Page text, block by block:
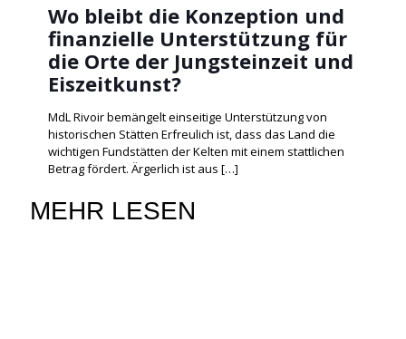
Wo bleibt die Konzeption und
finanzielle Unterstützung für
die Orte der Jungsteinzeit und
Eiszeitkunst?
MdL Rivoir bemängelt einseitige Unterstützung von
historischen Stätten Erfreulich ist, dass das Land die
wichtigen Fundstätten der Kelten mit einem stattlichen
Betrag fördert. Ärgerlich ist aus […]
MEHR LESEN